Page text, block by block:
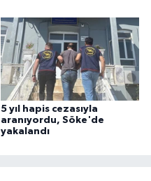
5 yıl hapis cezasıyla
aranıyordu, Söke'de
yakalandı